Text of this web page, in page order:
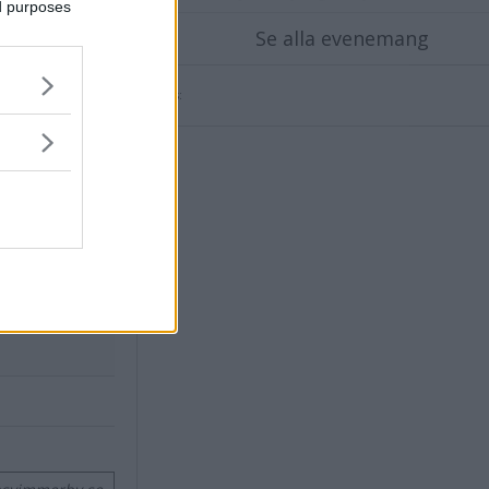
purposes
Se alla evenemang
Annons: